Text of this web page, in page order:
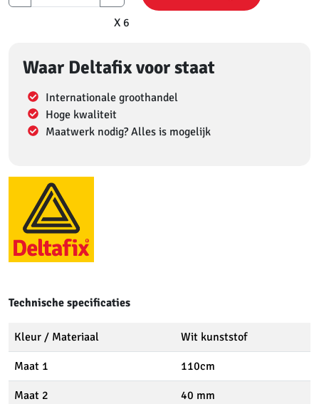
X 6
Waar Deltafix voor staat
Internationale groothandel
Hoge kwaliteit
Maatwerk nodig? Alles is mogelijk
Technische specificaties
Kleur / Materiaal Wit kunststof
Maat 1 110cm
Maat 2 40 mm